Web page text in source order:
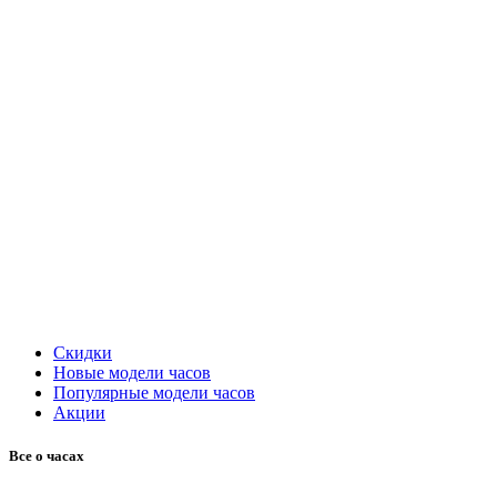
Скидки
Новые модели часов
Популярные модели часов
Акции
Все о часах